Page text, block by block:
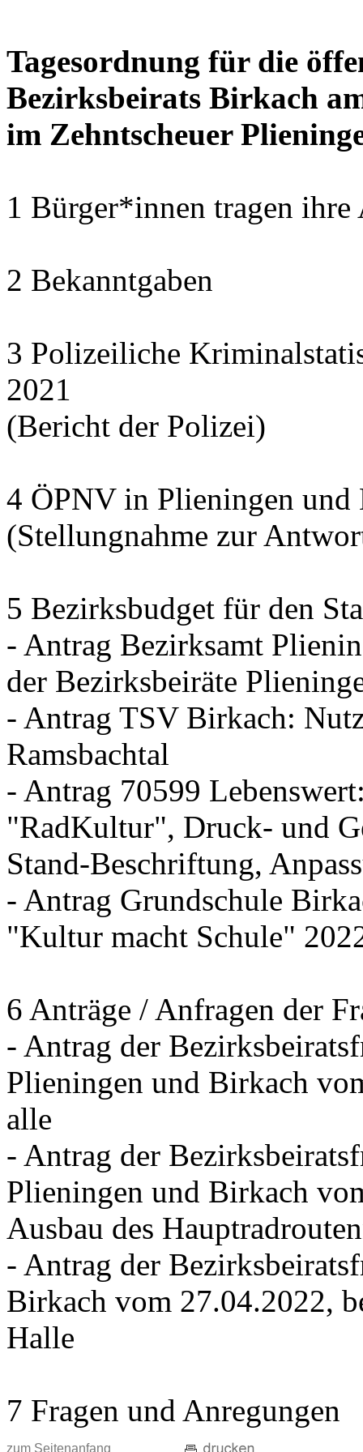
Tagesordnung für die
Bezirksbeirats Birkach
im Zehntscheuer
1 Bürger*innen tragen
2 Bekanntgaben
3 Polizeiliche
2021
(Bericht der Polizei)
4 ÖPNV in Plieningen und
(Stellungnahme zur
5 Bezirksbudget für den
- Antrag Bezirksamt
der Bezirksbeiräte
- Antrag TSV Birkach:
Ramsbachtal
- Antrag 70599
"RadKultur", Druck- und
Stand-Beschriftung,
- Antrag Grundschule
"Kultur macht Schule"
6 Anträge / Anfragen der
- Antrag der
Plieningen und Birkach
alle
- Antrag der
Plieningen und Birkach
Ausbau des
- Antrag der
Birkach vom 27.04.2022,
Halle
7 Fragen und Anregungen
zum Seitenanfang